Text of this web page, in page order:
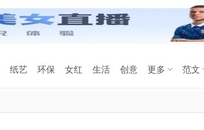
纸艺 环保 女红 生活 创意 更多 范文